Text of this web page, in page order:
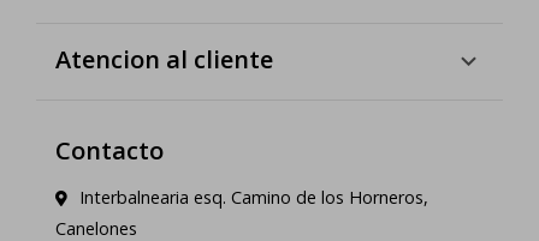
Atencion al cliente
Contacto
Interbalnearia esq. Camino de los Horneros,
Canelones